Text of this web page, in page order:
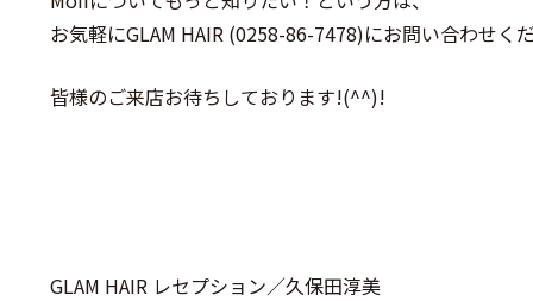
お気軽にGLAM HAIR (0258-86-7478)にお問い合わせく
皆様のご来店お待ちしております!(^^)!
GLAM HAIR レセプション／久保田淳美